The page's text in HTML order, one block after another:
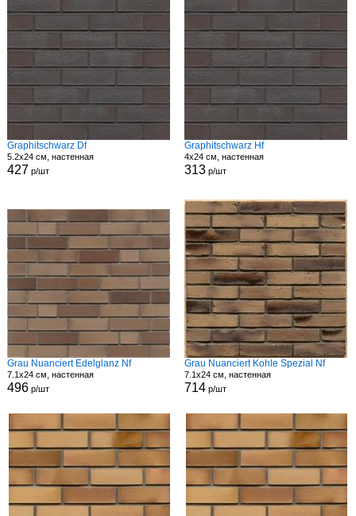
Graphitschwarz Df
5.2x24 см, настенная
427 р/шт
Graphitschwarz Hf
4x24 см, настенная
313 р/шт
Grau Nuanciert Edelglanz Nf
7.1x24 см, настенная
496р/шт
Grau Nuanciert Kohle Spezial Nf
7.1x24 см, настенная
714 р/шт